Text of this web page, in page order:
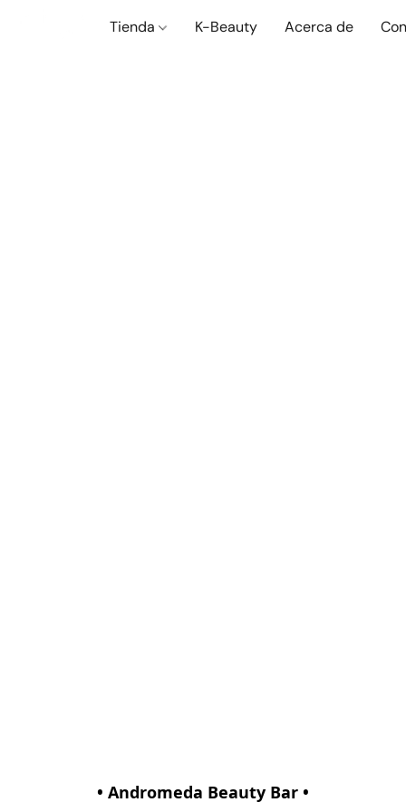
Tienda K-Beauty Acerca de
• Andromeda Beauty Bar •